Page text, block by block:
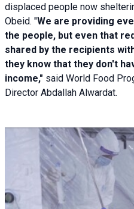
displaced people now
Obeid. "We are providing
the people, but even that
shared by the recipients
they know that they don't
income," said World Food
Director Abdallah Alwardat.